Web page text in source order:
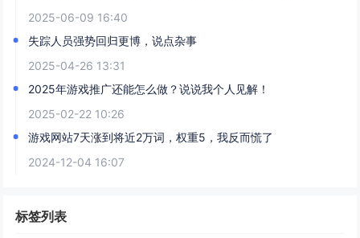
2025-06-09 16:40
失踪人员强势回归更博，说点杂事
2025-04-26 13:31
2025年游戏推广还能怎么做？说说我个人见解！
2025-02-22 10:26
游戏网站7天涨到将近2万词，权重5，我反而慌了
2024-12-04 16:07
标签列表